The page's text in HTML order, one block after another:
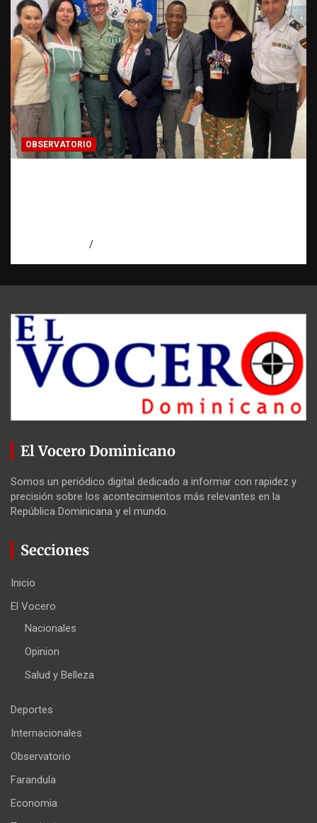
OBSERVATORIO
El Vocero Dominicano
Somos un periódico digital dedicado a informar con rapidez y
precisión sobre los acontecimientos más relevantes en la
República Dominicana y el mundo.
Secciones
Inicio
El Vocero
Nacionales
Opinion
Salud y Belleza
Deportes
Internacionales
Observatorio
Farandula
Economia